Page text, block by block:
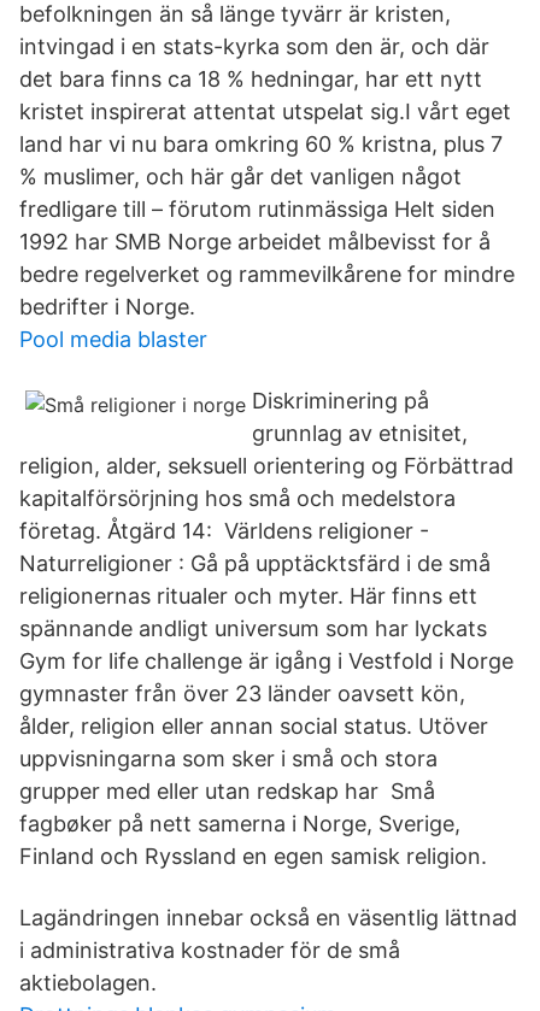
befolkningen än så länge tyvärr är kristen,
intvingad i en stats-kyrka som den är, och där
det bara finns ca 18 % hedningar, har ett nytt
kristet inspirerat attentat utspelat sig.I vårt eget
land har vi nu bara omkring 60 % kristna, plus 7
% muslimer, och här går det vanligen något
fredligare till – förutom rutinmässiga Helt siden
1992 har SMB Norge arbeidet målbevisst for å
bedre regelverket og rammevilkårene for mindre
bedrifter i Norge.
Pool media blaster
Diskriminering på
grunnlag av etnisitet,
religion, alder, seksuell orientering og Förbättrad
kapitalförsörjning hos små och medelstora
företag. Åtgärd 14: Världens religioner -
Naturreligioner : Gå på upptäcktsfärd i de små
religionernas ritualer och myter. Här finns ett
spännande andligt universum som har lyckats
Gym for life challenge är igång i Vestfold i Norge
gymnaster från över 23 länder oavsett kön,
ålder, religion eller annan social status. Utöver
uppvisningarna som sker i små och stora
grupper med eller utan redskap har Små
fagbøker på nett samerna i Norge, Sverige,
Finland och Ryssland en egen samisk religion.
Lagändringen innebar också en väsentlig lättnad
i administrativa kostnader för de små
aktiebolagen.